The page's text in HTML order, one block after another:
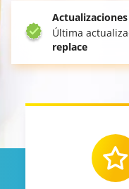
Última
replace